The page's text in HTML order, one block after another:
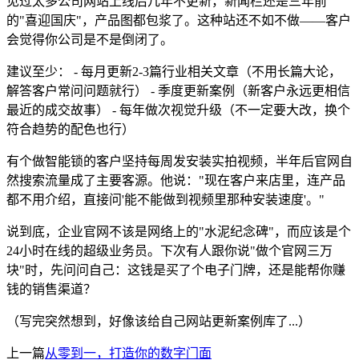
的"喜迎国庆"，产品图都包浆了。这种站还不如不做——客户
会觉得你公司是不是倒闭了。
建议至少： - 每月更新2-3篇行业相关文章（不用长篇大论，
解答客户常问问题就行） - 季度更新案例（新客户永远更相信
最近的成交故事） - 每年做次视觉升级（不一定要大改，换个
符合趋势的配色也行）
有个做智能锁的客户坚持每周发安装实拍视频，半年后官网自
然搜索流量成了主要客源。他说："现在客户来店里，连产品
都不用介绍，直接问'能不能做到视频里那种安装速度'。"
说到底，企业官网不该是网络上的"水泥纪念碑"，而应该是个
24小时在线的超级业务员。下次有人跟你说"做个官网三万
块"时，先问问自己：这钱是买了个电子门牌，还是能帮你赚
钱的销售渠道？
（写完突然想到，好像该给自己网站更新案例库了...）
上一篇从零到一，打造你的数字门面